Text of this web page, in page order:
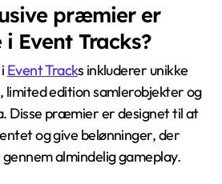
præmier er
Event Tracks?
Event Tracks inkluderer unikke
limited edition samlerobjekter og
Disse præmier er designet til at
og give belønninger, der
almindelig gameplay.